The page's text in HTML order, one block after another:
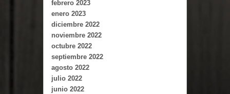
febrero 2023
enero 2023
diciembre 2022
noviembre 2022
octubre 2022
septiembre 2022
agosto 2022
julio 2022
junio 2022